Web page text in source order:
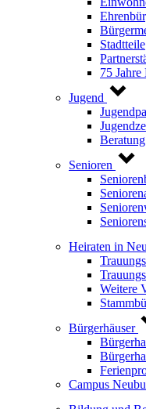
Stadtteile
75 Jahre
Jugend
Senioren
Heiraten in
Weitere
Bürgerhäuser
Campus